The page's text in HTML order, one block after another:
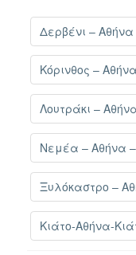
Δερβένι –
Κόρινθος –
Λουτράκι –
Νεμέα – Αθήνα
Ξυλόκαστρο –
Κιάτο-Αθήνα-